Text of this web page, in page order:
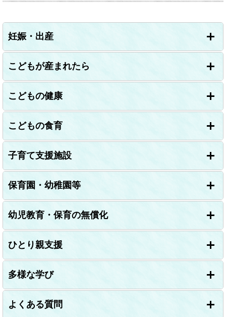
ン
ク
妊娠・出産
こどもが産まれたら
こどもの健康
こどもの食育
子育て支援施設
保育園・幼稚園等
幼児教育・保育の無償化
ひとり親支援
多様な学び
よくある質問